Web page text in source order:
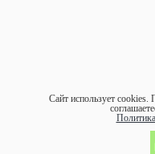
Сайт использует cookies.